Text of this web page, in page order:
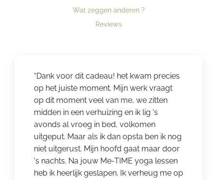
Wat zeggen anderen ?
Reviews
“Dank voor dit cadeau! het kwam precies
op het juiste moment. Mijn werk vraagt
op dit moment veel van me, we zitten
midden in een verhuizing en ik lig 's
avonds al vroeg in bed, volkomen
uitgeput. Maar als ik dan opsta ben ik nog
niet uitgerust. Mijn hoofd gaat maar door
's nachts. Na jouw Me-TIME yoga lessen
heb ik heerlijk geslapen. Ik verheug me op